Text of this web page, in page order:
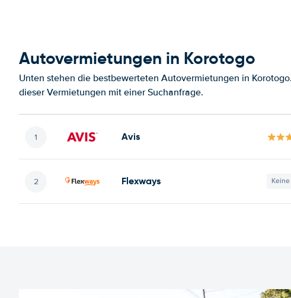
Autovermietungen in Korotogo
Unten stehen die bestbewerteten Autovermietungen in
dieser Vermietungen mit einer Suchanfrage.
Avis
Flexways